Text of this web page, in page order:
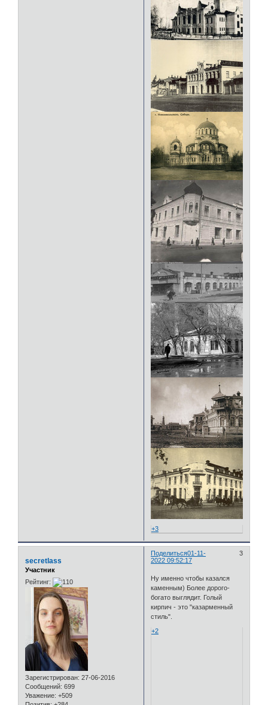
+3
Поделиться 3
01-11-
2022 09:52:17
secretlass
Участник
Рейтинг:
Зарегистрирован: 27-06-2016
Сообщений: 699
Уважение: +509
Ну именно чтобы казался
каменным) Более дорого-
богато выглядит. Голый
кирпич - это "казарменный
стиль".
+2